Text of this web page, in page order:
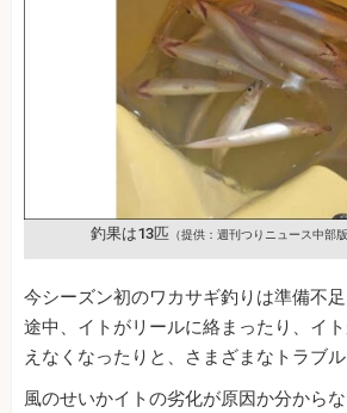
釣果は13匹 （提供：週刊つりニュース中部
今シーズン初のワカサギ釣りは準備不足
途中、イトがリールに絡まったり、イ
えなくなったりと、さまざまなトラブル
風のせいかイトの劣化が原因か分から